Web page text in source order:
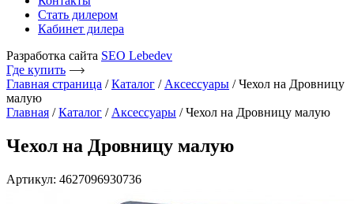
Стать дилером
Кабинет дилера
Разработка сайта SEO Lebedev
Где купить
Главная страница /Каталог / Аксессуары /Чехол на Дровницу
малую
Главная /Каталог / Аксессуары / Чехол на Дровницу малую
Чехол на Дровницу малую
Артикул: 4627096930736